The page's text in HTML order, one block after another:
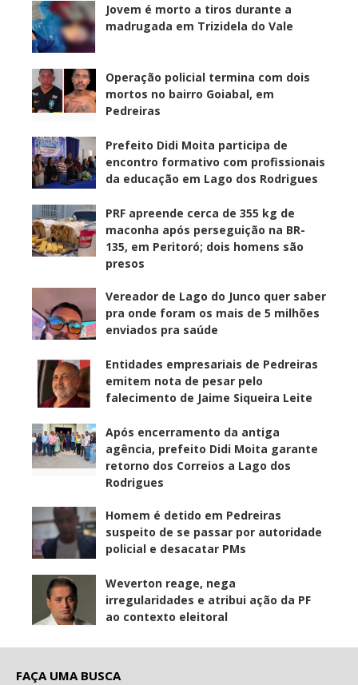
Jovem é morto a tiros durante a
madrugada em Trizidela do Vale
Operação policial termina com dois
mortos no bairro Goiabal, em
Pedreiras
Prefeito Didi Moita participa de
encontro formativo com profissionais
da educação em Lago dos Rodrigues
PRF apreende cerca de 355 kg de
maconha após perseguição na BR-
135, em Peritoró; dois homens são
presos
Vereador de Lago do Junco quer saber
pra onde foram os mais de 5 milhões
enviados pra saúde
Entidades empresariais de Pedreiras
emitem nota de pesar pelo
falecimento de Jaime Siqueira Leite
Após encerramento da antiga
agência, prefeito Didi Moita garante
retorno dos Correios a Lago dos
Rodrigues
Homem é detido em Pedreiras
suspeito de se passar por autoridade
policial e desacatar PMs
Weverton reage, nega
irregularidades e atribui ação da PF
ao contexto eleitoral
FAÇA UMA BUSCA